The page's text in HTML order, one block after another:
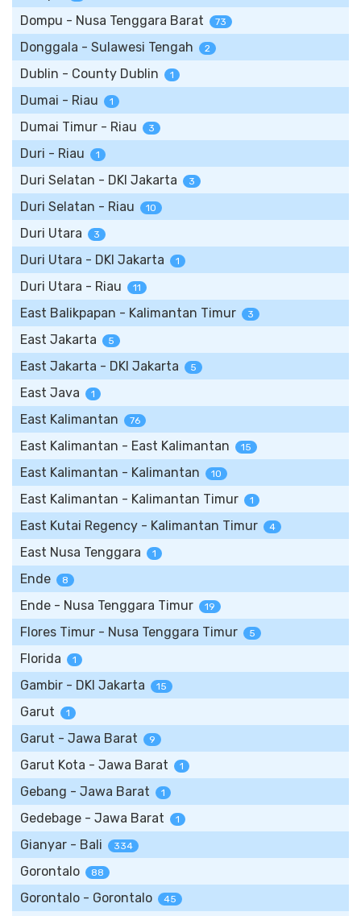
Dompu - Nusa Tenggara Barat 73
Donggala - Sulawesi Tengah 2
Dublin - County Dublin 1
Dumai - Riau 1
Dumai Timur - Riau 3
Duri - Riau 1
Duri Selatan - DKI Jakarta 3
Duri Selatan - Riau 10
Duri Utara 3
Duri Utara - DKI Jakarta 1
Duri Utara - Riau 11
East Balikpapan - Kalimantan Timur 3
East Jakarta 5
East Jakarta - DKI Jakarta 5
East Java 1
East Kalimantan 76
East Kalimantan - East Kalimantan 15
East Kalimantan - Kalimantan 10
East Kalimantan - Kalimantan Timur 1
East Kutai Regency - Kalimantan Timur 4
East Nusa Tenggara 1
Ende 8
Ende - Nusa Tenggara Timur 19
Flores Timur - Nusa Tenggara Timur 5
Florida 1
Gambir - DKI Jakarta 15
Garut 1
Garut - Jawa Barat 9
Garut Kota - Jawa Barat 1
Gebang - Jawa Barat 1
Gedebage - Jawa Barat 1
Gianyar - Bali 334
Gorontalo 88
Gorontalo - Gorontalo 45